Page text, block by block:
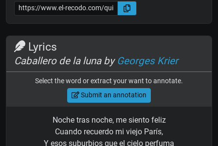
Lyrics
Caballero de la luna by Georges Krier
Select the word or extract your want to annotate.
Submit an annotation
Noche tras noche, me siento feliz
Cuando recuerdo mi viejo París,
Y esos suburbios que el cielo perfuma